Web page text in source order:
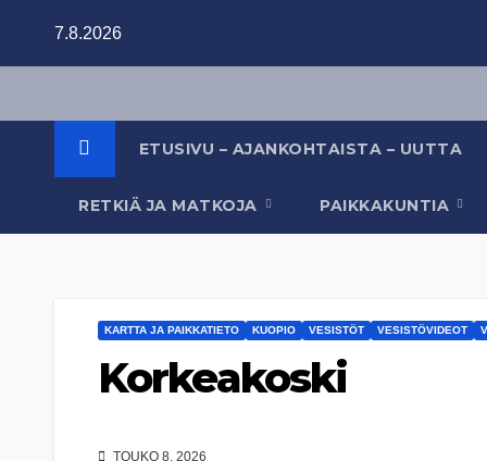
7.8.2026
ETUSIVU – AJANKOHTAISTA – UUTTA
RETKIÄ JA MATKOJA PAIKKAKUNTIA
KARTTA JA PAIKKATIETO KUOPIO VESISTÖT VESISTÖVIDEOT
Korkeakoski
TOUKO 8, 2026